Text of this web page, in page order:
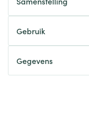
Gebruik
Gegevens